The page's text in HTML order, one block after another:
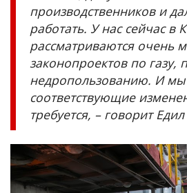
производственников и
работать. У нас сейчас в
рассматриваются очень
законопроектов по газу,
недропользованию. И мы
соответствующие
требуется, – говорит